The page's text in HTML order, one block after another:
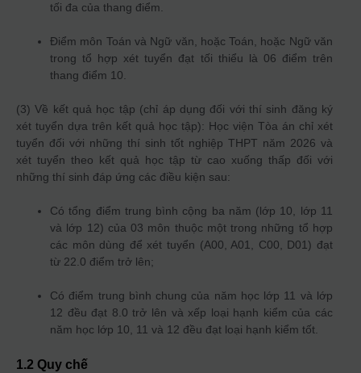
tối đa của thang điểm.
Điểm môn Toán và Ngữ văn, hoặc Toán, hoặc Ngữ văn
trong tổ hợp xét tuyển đạt tối thiểu là 06 điểm trên
thang điểm 10.
(3) Về kết quả học tập (chỉ áp dụng đối với thí sinh đăng ký
xét tuyển dựa trên kết quả học tập): Học viện Tòa án chỉ xét
tuyển đối với những thí sinh tốt nghiệp THPT năm 2026 và
xét tuyển theo kết quả học tập từ cao xuống thấp đối với
những thí sinh đáp ứng các điều kiện sau:
Có tổng điểm trung bình cộng ba năm (lớp 10, lớp 11
và lớp 12) của 03 môn thuộc một trong những tổ hợp
các môn dùng để xét tuyển (A00, A01, C00, D01) đạt
từ 22.0 điểm trở lên;
Có điểm trung bình chung của năm học lớp 11 và lớp
12 đều đạt 8.0 trở lên và xếp loại hạnh kiểm của các
năm học lớp 10, 11 và 12 đều đạt loại hạnh kiểm tốt.
1.2 Quy chế